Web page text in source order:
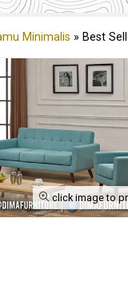
Minimalis » Best
click image to